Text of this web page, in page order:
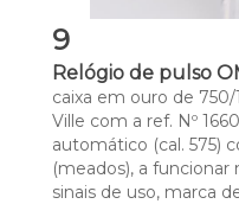
9
Relógio de pulso
caixa em ouro de
Ville com a ref. Nº
automático (cal. 575)
(meados), a
sinais de uso, marca